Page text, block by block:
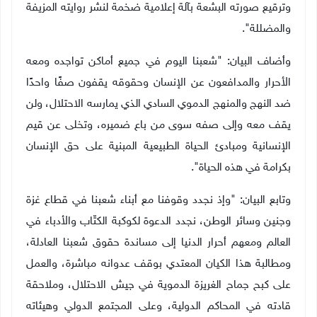
وترقيع صورته البشعة بآلة إعلامية ضخمة لنشر روايته المزيفة
والمضللة".
وأضاف البيان: "شعبنا اليوم في جميع أماكن تواجده ومعه
الأحرار والمدافعون عن الإنسان وحقوقه يقفون صفًا واحدًا
ضد النهج والمنهج الدموي السادي الذي يمارسه الاحتلال، ولن
يقف معه وإلى صفه سوى من باع ضميره، وتخلى عن قيم
الإنسانية ومبادئ الحياة الطبيعية المبنية على حق الإنسان
بكرامة في هذه الحياة".
وتابع البيان: "وإذ نجدد وقوفنا مع أبناء شعبنا في قطاع غزة
وجنين وسائر الوطن، نجدد الدعوة لكوكبة الكتّاب والأدباء في
العالم ومعهم أحرار الدنيا إلى مساندة حقوق شعبنا العادلة،
ومطالبة هذا الكيان المعتدي بوقف عدوانه مباشرة، والعمل
على كبح جماح الغريزة الدموية في جيش الاحتلال، وملاحقة
قادته في المحاكم الدولية، وعلى المجتمع الدولي وهيئاته